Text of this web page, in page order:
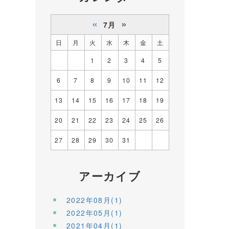
« 7月 »
日 月 火 水 木 金 土
1 2 3 4 5
6 7 8 9 10 11 12
13 14 15 16 17 18 19
20 21 22 23 24 25 26
27 28 29 30 31
アーカイブ
2022年08月(1)
2022年05月(1)
2021年04月(1)